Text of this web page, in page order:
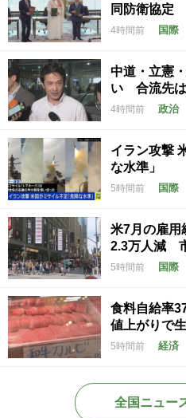
同防衛協定
4時間前 国際
中道・立憲
い 合流先は
4時間前 政治
イラン攻撃
な水準」
5時間前 国際
米7月の雇
2.3万人減
5時間前 国際
食料自給率
値上がりで
5時間前 経済
全国ニュー